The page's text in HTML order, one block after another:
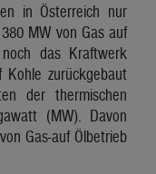
in Österreich nur
MW von Gas auf
das Kraftwerk
zurückgebaut
der thermischen
(MW). Davon
Gas-auf Ölbetrieb